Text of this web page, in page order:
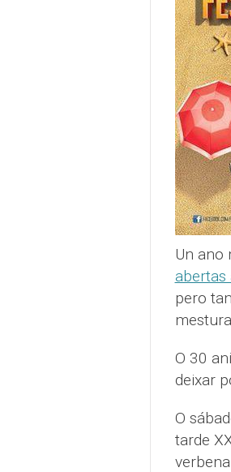
Un ano
pero
O 30
deixar
O
tarde